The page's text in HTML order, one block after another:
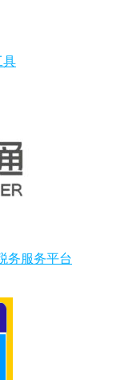
具
务服务平台